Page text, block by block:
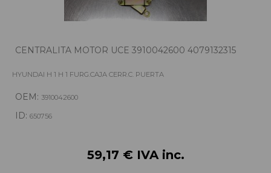
CENTRALITA MOTOR UCE 3910042600 4079132315
HYUNDAI H 1 H 1 FURG.CAJA CERR.C. PUERTA
OEM: 3910042600
ID: 650756
59,17 € IVA inc.